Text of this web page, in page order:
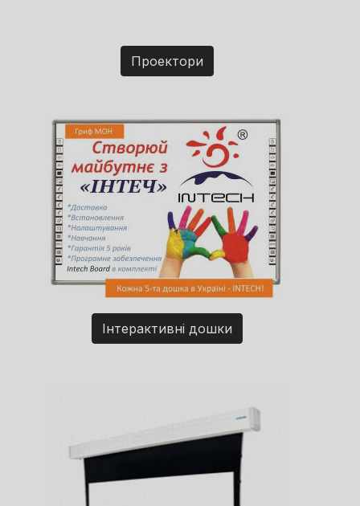
Проектори
Інтерактивні дошки